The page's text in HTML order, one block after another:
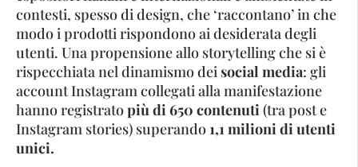
contesti, spesso di design, che ‘raccontano’ in che
modo i prodotti rispondono ai desiderata degli
utenti. Una propensione allo storytelling che si è
rispecchiata nel dinamismo dei social media: gli
account Instagram collegati alla manifestazione
hanno registratopiù di 650 contenuti (tra post e
Instagram stories) superando 1,1 milioni di utenti
unici.